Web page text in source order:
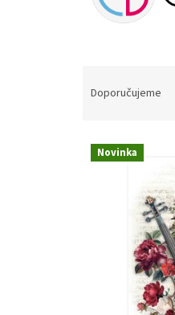
a
n
Doporučujeme
V Novinka